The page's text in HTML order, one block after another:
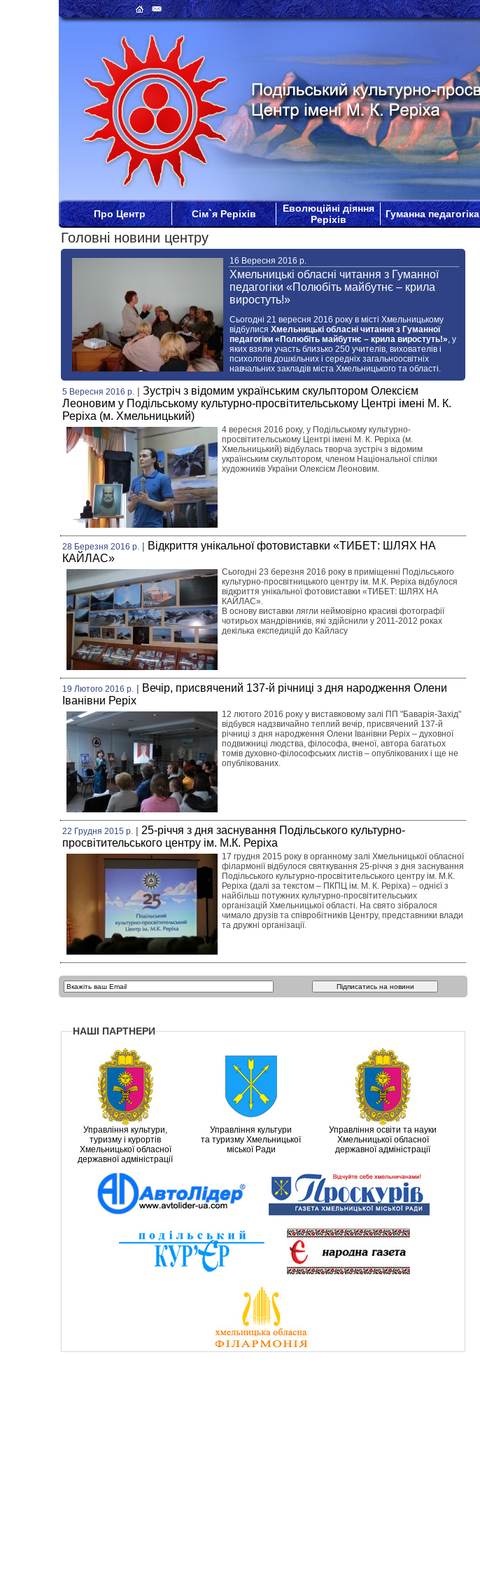
Про Центр Сім`я Реріхів
Еволюційні діяння
Реріхів
Гуманна педагогіка
Головні новини центру
16 Вересня 2016 р.
Хмельницькі обласні читання з Гуманної
педагогіки «Полюбіть майбутнє – крила
виростуть!»
Сьогодні 21 вересня 2016 року в місті Хмельницькому
відбулися Хмельницькі обласні читання з Гуманної
педагогіки «Полюбіть майбутнє – крила виростуть!», у
яких взяли участь близько 250 учителів, вихователів і
психологів дошкільних і середніх загальноосвітніх
навчальних закладів міста Хмельницького та області.
5 Вересня 2016 р. | Зустріч з відомим українським скульптором Олексієм
Леоновим у Подільському культурно-просвітительському Центрі імені М. К.
Реріха (м. Хмельницький)
4 вересня 2016 року, у Подільському культурно-
просвітительському Центрі імені М. К. Реріха (м.
Хмельницький) відбулась творча зустріч з відомим
українським скульптором, членом Національної спілки
художників України Олексієм Леоновим.
28 Березня 2016 р. | Відкриття унікальної фотовиставки «ТИБЕТ: ШЛЯХ НА
КАЙЛАС»
Сьогодні 23 березня 2016 року в приміщенні Подільського
культурно-просвітницького центру ім. М.К. Реріха відбулося
відкриття унікальної фотовиставки «ТИБЕТ: ШЛЯХ НА
КАЙЛАС».
В основу виставки лягли неймовірно красиві фотографії
чотирьох мандрівників, які здійснили у 2011-2012 роках
декілька експедицій до Кайласу
19 Лютого 2016 р. | Вечір, присвячений 137-й річниці з дня народження Олени
Іванівни Реріх
12 лютого 2016 року у виставковому залі ПП "Баварія-Захід"
відбувся надзвичайно теплий вечір, присвячений 137-й
річниці з дня народження Олени Іванівни Реріх – духовної
подвижниці людства, філософа, вченої, автора багатьох
томів духовно-філософських листів – опублікованих і ще не
опублікованих.
22 Грудня 2015 р. | 25-річчя з дня заснування Подільського культурно-
просвітительського центру ім. М.К. Реріха
17 грудня 2015 року в органному залі Хмельницької обласної
філармонії відбулося святкування 25-річчя з дня заснування
Подільського культурно-просвітительського центру ім. М.К.
Реріха (далі за текстом – ПКПЦ ім. М. К. Реріха) – однієї з
найбільш потужних культурно-просвітительських
організацій Хмельницької області. На свято зібралося
чимало друзів та співробітників Центру, представники влади
та дружні організації.
НАШІ ПАРТНЕРИ
Управління культури,
туризму і курортів
Хмельницької обласної
державної адміністрації
Управління культури
та туризму Хмельницької
міської Ради
Управління освіти та науки
Хмельницької обласної
державної адміністрації